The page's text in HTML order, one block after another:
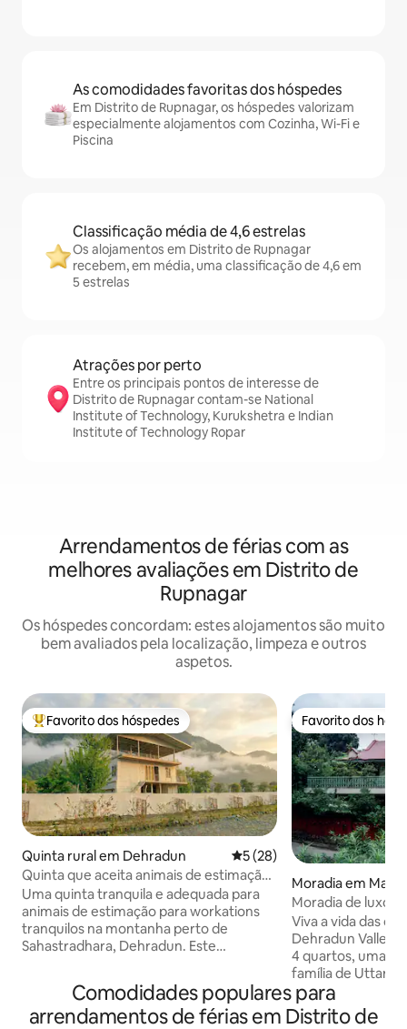
As comodidades favoritas dos hóspedes
Em Distrito de Rupnagar, os hóspedes valorizam
especialmente alojamentos com Cozinha, Wi-Fi e
Piscina
Classificação média de 4,6 estrelas
Os alojamentos em Distrito de Rupnagar
recebem, em média, uma classificação de 4,6 em
5 estrelas
Atrações por perto
Entre os principais pontos de interesse de
Distrito de Rupnagar contam-se National
Institute of Technology, Kurukshetra e Indian
Institute of Technology Ropar
Arrendamentos de férias com as
melhores avaliações em Distrito de
Rupnagar
Os hóspedes concordam: estes alojamentos são muito
bem avaliados pela localização, limpeza e outros
aspetos.
Favoritos dos hóspedes mais apreciados
Favorito dos hóspedes
Quinta rural em Dehradun Classificação média de 5
5 (28)
Quinta que aceita animais de estimação
com vista de 360° para a montanha
Uma quinta tranquila e adequada para
animais de estimação para workations
tranquilos na montanha perto de
Sahastradhara, Dehradun. Este
jardim privado para animais de
estimação, um terraço com vista para a
montanha para ioga e um espaço
Favorito dos
Favorito dos
Moradia em Malsi
Moradia de luxo
quartos | Perto
Viva a vida das
Dehradun Valley! Esta icónica moradia de
4 quartos, uma
família de
estrelas de
música. Distribuída por 1000 jardas
quadradas com
Comodidades populares para
arrendamentos de férias em Distrito de